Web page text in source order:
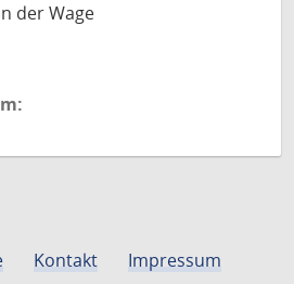
der Wage
Kontakt
Impressum